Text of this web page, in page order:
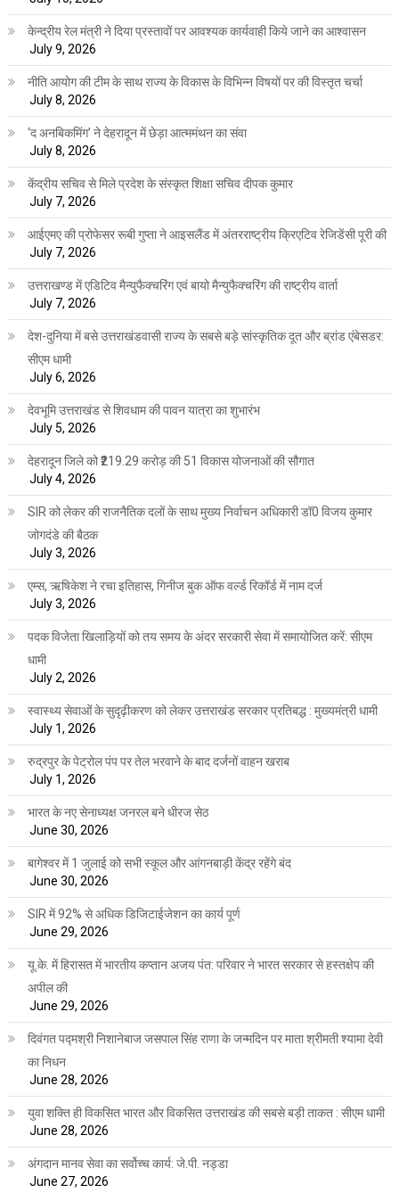
केन्द्रीय रेल मंत्री ने दिया प्रस्तावों पर आवश्यक कार्यवाही किये जाने का आश्वासन
July 9, 2026
नीति आयोग की टीम के साथ राज्य के विकास के विभिन्न विषयों पर की विस्तृत चर्चा
July 8, 2026
‘द अनबिकमिंग’ ने देहरादून में छेड़ा आत्ममंथन का संवा
July 8, 2026
केंद्रीय सचिव से मिले प्रदेश के संस्कृत शिक्षा सचिव दीपक कुमार
July 7, 2026
आईएमए की प्रोफेसर रूबी गुप्ता ने आइसलैंड में अंतरराष्ट्रीय क्रिएटिव रेजिडेंसी पूरी की
July 7, 2026
उत्तराखण्ड में एडिटिव मैन्युफैक्चरिंग एवं बायो मैन्युफैक्चरिंग की राष्ट्रीय वार्ता
July 7, 2026
देश-दुनिया में बसे उत्तराखंडवासी राज्य के सबसे बड़े सांस्कृतिक दूत और ब्रांड एंबेसडर:
सीएम धामी
July 6, 2026
देवभूमि उत्तराखंड से शिवधाम की पावन यात्रा का शुभारंभ
July 5, 2026
देहरादून जिले को ₹219.29 करोड़ की 51 विकास योजनाओं की सौगात
July 4, 2026
SIR को लेकर की राजनैतिक दलों के साथ मुख्य निर्वाचन अधिकारी डॉ0 विजय कुमार
जोगदंडे की बैठक
July 3, 2026
एम्स, ऋषिकेश ने रचा इतिहास, गिनीज बुक ऑफ वर्ल्ड रिकॉर्ड में नाम दर्ज
July 3, 2026
पदक विजेता खिलाड़ियों को तय समय के अंदर सरकारी सेवा में समायोजित करें: सीएम
धामी
July 2, 2026
स्वास्थ्य सेवाओं के सुदृढ़ीकरण को लेकर उत्तराखंड सरकार प्रतिबद्ध : मुख्यमंत्री धामी
July 1, 2026
रुद्रपुर के पेट्रोल पंप पर तेल भरवाने के बाद दर्जनों वाहन खराब
July 1, 2026
भारत के नए सेनाध्यक्ष जनरल बने धीरज सेठ
June 30, 2026
बागेश्वर में 1 जुलाई को सभी स्कूल और आंगनबाड़ी केंद्र रहेंगे बंद
June 30, 2026
SIR में 92% से अधिक डिजिटाईजेशन का कार्य पूर्ण
June 29, 2026
यू.के. में हिरासत में भारतीय कप्तान अजय पंत: परिवार ने भारत सरकार से हस्तक्षेप की
अपील की
June 29, 2026
दिवंगत पद्मश्री निशानेबाज जसपाल सिंह राणा के जन्मदिन पर माता श्रीमती श्यामा देवी
का निधन
June 28, 2026
युवा शक्ति ही विकसित भारत और विकसित उत्तराखंड की सबसे बड़ी ताकत : सीएम धामी
June 28, 2026
अंगदान मानव सेवा का सर्वोच्च कार्य: जे.पी. नड्डा
June 27, 2026